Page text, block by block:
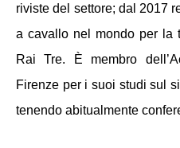
riviste del settore; dal 2017
a cavallo nel mondo per la
Rai Tre. È membro
Firenze per i suoi studi sul
tenendo abitualmente